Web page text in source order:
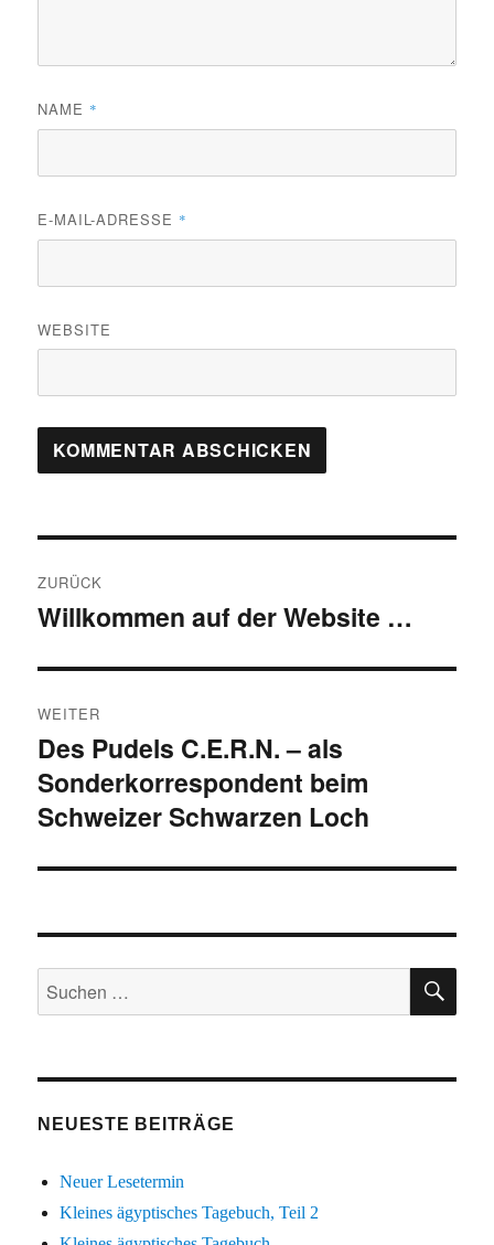
NAME *
E-MAIL-ADRESSE *
WEBSITE
ZURÜCK
Vorheriger
Willkommen auf der Website …
WEITER
Nächster
Beitrag:
Des Pudels C.E.R.N. – als
Sonderkorrespondent beim
Schweizer Schwarzen Loch
Suchen
nach:
NEUESTE BEITRÄGE
Neuer Lesetermin
Kleines ägyptisches Tagebuch, Teil 2